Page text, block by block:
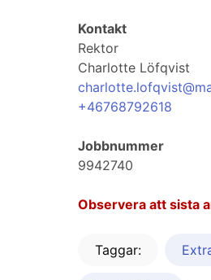
Kontakt
Rektor
Charlotte Löfqvist
+46768792618
Jobbnummer
9942740
Observera att sista
Taggar: